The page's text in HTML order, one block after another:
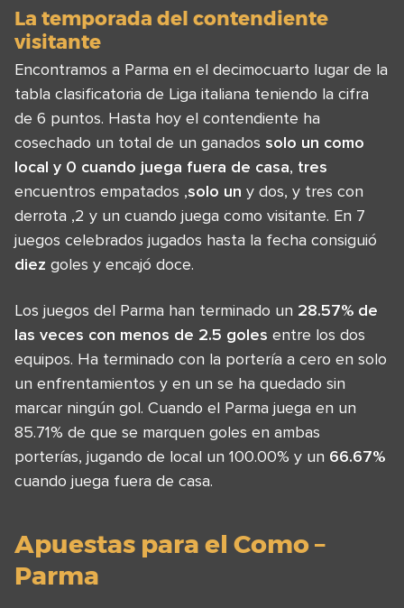
La temporada del contendiente
visitante
Encontramos a Parma en el decimocuarto lugar de la
tabla clasificatoria de Liga italiana teniendo la cifra
de 6 puntos. Hasta hoy el contendiente ha
cosechado un total de un ganados solo un como
local y 0 cuando juega fuera de casa, tres
encuentros empatados ,solo un y dos, y tres con
derrota ,2 y un cuando juega como visitante. En 7
juegos celebrados jugados hasta la fecha consiguió
diez goles y encajó doce.
Los juegos del Parma han terminado un 28.57% de
las veces con menos de 2.5 goles entre los dos
equipos. Ha terminado con la portería a cero en solo
un enfrentamientos y en un se ha quedado sin
marcar ningún gol. Cuando el Parma juega en un
85.71% de que se marquen goles en ambas
porterías, jugando de local un 100.00% y un 66.67%
cuando juega fuera de casa.
Apuestas para el Como –
Parma